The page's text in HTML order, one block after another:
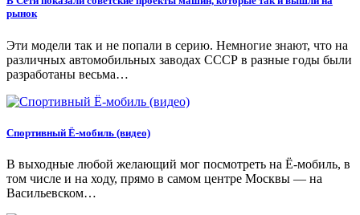
рынок
Эти модели так и не попали в серию. Немногие знают, что на
различных автомобильных заводах СССР в разные годы были
разработаны весьма…
Спортивный Ё-мобиль (видео)
В выходные любой желающий мог посмотреть на Ё-мобиль, в
том числе и на ходу, прямо в самом центре Москвы — на
Васильевском…